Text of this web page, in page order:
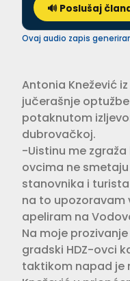
🔊 Poslušaj
Ovaj audio zapis
Antonia Knežević
jučerašnje
potaknutom
dubrovačkoj.
-Uistinu me
ovcima ne
stanovnika i
na to upozoravam
apeliram na
Na moje
gradski HDZ-ovci
taktikom napad je